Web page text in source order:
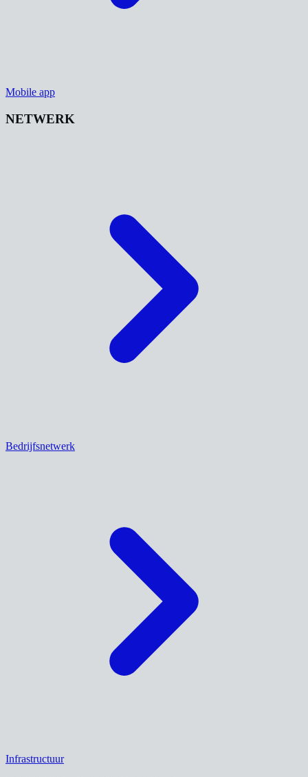
Mobile app
NETWERK
Bedrijfsnetwerk
Infrastructuur